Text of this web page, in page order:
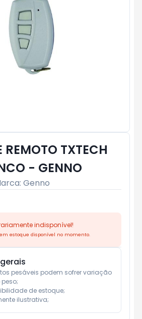
REMOTO TXTECH
- GENNO
Genno
indisponível!
estoque disponível no momento.
pesáveis podem sofrer variação
de estoque;
ilustrativa;